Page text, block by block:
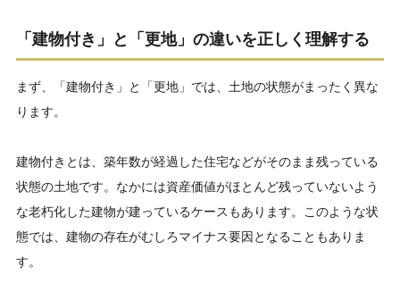
「建物付き」と「更地」の違いを正しく理解する
まず、「建物付き」と「更地」では、土地の状態がまったく異な
ります。
建物付きとは、築年数が経過した住宅などがそのまま残っている
状態の土地です。なかには資産価値がほとんど残っていないよう
な老朽化した建物が建っているケースもあります。このような状
態では、建物の存在がむしろマイナス要因となることもありま
す。